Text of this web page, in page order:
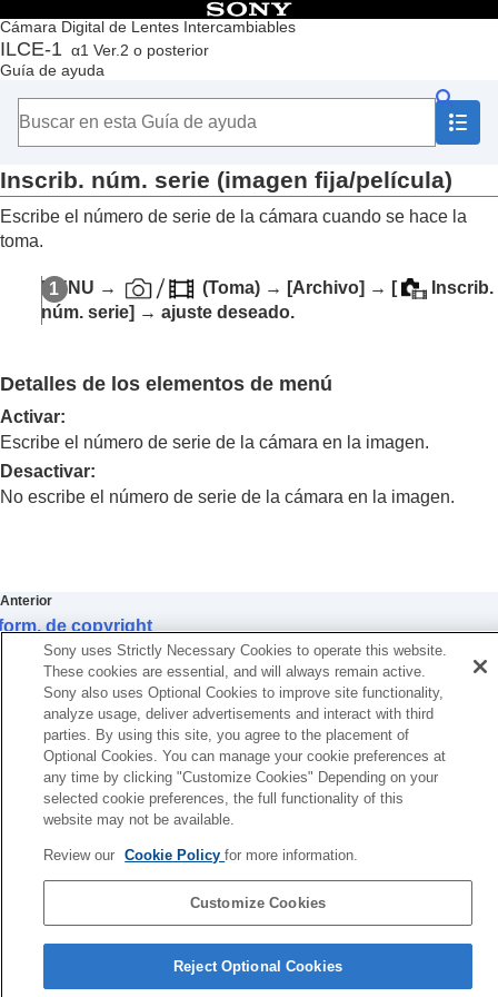
Cámara Digital de Lentes Intercambiables
ILCE-1 α1 Ver.2 o posterior
Guía de ayuda
Contenido
Principio
Cómo utilizar la “Guía de ayuda”
Comprobación de la cámara y los elementos suministrados
Operaciones básicas
Preparación de la cámara/Operaciones básicas de toma
Búsqueda de funciones desde MENU
Utilización de las funciones de toma de imágenes
Visionado
Cambio de los ajustes de la cámara
Aj. archiv./carpet.
Carpeta nueva
Inform. de copyright
Ajustes USB
Ajustes de salida a dispositivos externos
Ajustes generales
Funciones disponibles con un smartphone
Utilización de un ordenador
Uso del servicio en la nube
Apéndice
Si tiene problemas
Inscrib. núm. serie (imagen fija/película)
Escribe el número de serie de la cámara cuando se hace la
toma.
MENU → (Toma) → [Archivo] → [
Inscrib.
núm. serie] → ajuste deseado.
Detalles de los elementos de menú
Activar:
Escribe el número de serie de la cámara en la imagen.
Desactivar:
No escribe el número de serie de la cámara en la imagen.
Anterior
de copyright
Siguiente
Conectar por
TP1001366073
Ver.2.00, consulte la Guía de ayuda en la URL siguiente.
Página de selección de idioma
5-060-285-43(3)
Sony uses Strictly Necessary Cookies to operate this website.
These cookies are essential, and will always remain active.
Sony also uses Optional Cookies to improve site functionality,
analyze usage, deliver advertisements and interact with third
parties. By using this site, you agree to the placement of
Optional Cookies. You can manage your cookie preferences at
any time by clicking "Customize Cookies" Depending on your
selected cookie preferences, the full functionality of this
website may not be available.
Review our Cookie Policyfor more information.
Customize Cookies
Reject Optional Cookies